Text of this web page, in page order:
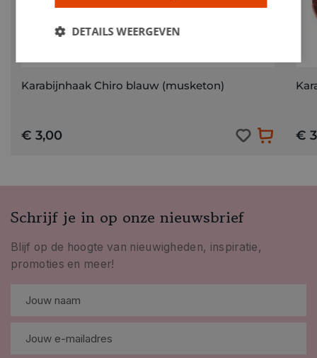
Karabijnhaak Chiro blauw (musketon)
€ 3,00 €
Schrijf je in op onze nieuwsbrief
Blijf op de hoogte van nieuwigheden, inspiratie,
promoties en meer!
DETAILS WEERGEVEN